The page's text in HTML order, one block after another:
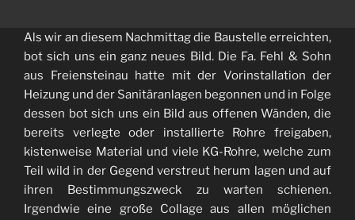
Als wir an diesem Nachmittag die Baustelle erreichten,
bot sich uns ein ganz neues Bild. Die Fa. Fehl & Sohn
aus Freiensteinau hatte mit der Vorinstallation der
Heizung und der Sanitäranlagen begonnen und in Folge
dessen bot sich uns ein Bild aus offenen Wänden, die
bereits verlegte oder installierte Rohre freigaben,
kistenweise Material und viele KG-Rohre, welche zum
Teil wild in der Gegend verstreut herum lagen und auf
ihren Bestimmungszweck zu warten schienen.
Irgendwie eine große Collage aus allen möglichen